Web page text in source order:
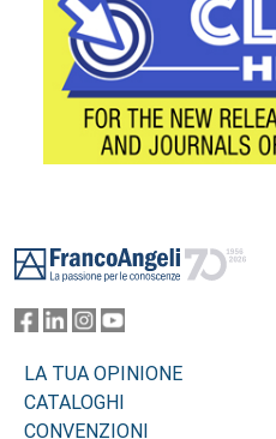
LA TUA OPINIONE
CATALOGHI
CONVENZIONI